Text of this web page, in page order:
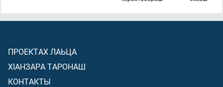
ПРОЕКТАХ ЛАЬЦА
ХIАНЗАРА ТАРОНАШ
КОНТАКТЫ